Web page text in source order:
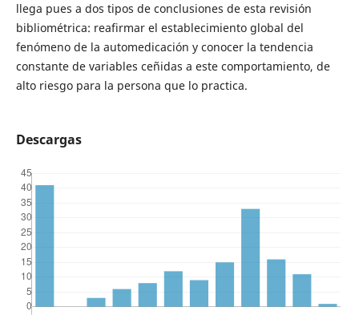
llega pues a dos tipos de conclusiones de esta revisión
bibliométrica: reafirmar el establecimiento global del
fenómeno de la automedicación y conocer la tendencia
constante de variables ceñidas a este comportamiento, de
alto riesgo para la persona que lo practica.
Descargas